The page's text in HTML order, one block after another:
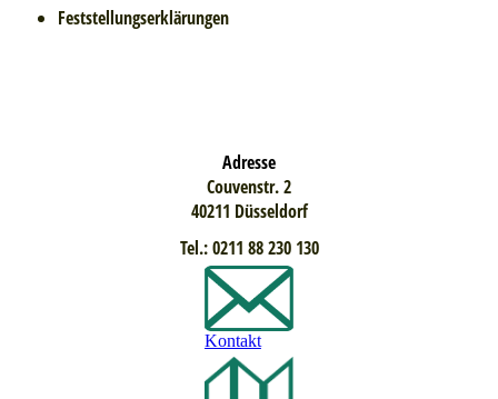
Feststellungserklärungen
Adresse
Couvenstr. 2
40211 Düsseldorf
Tel.: 0211 88 230 130
Kontakt